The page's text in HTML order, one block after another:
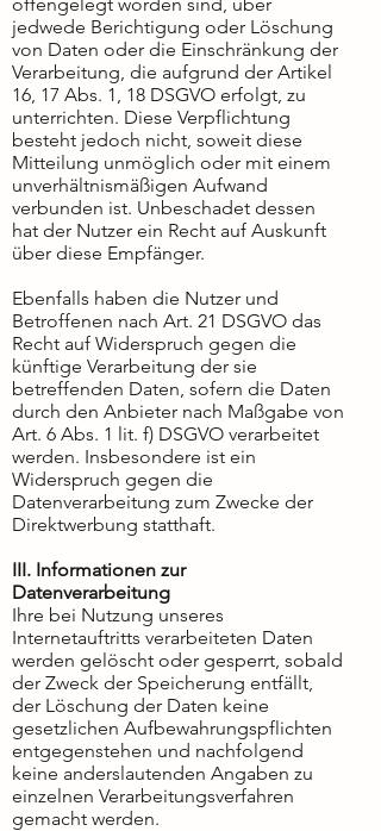
jedwede Berichtigung oder Löschung
von Daten oder die Einschränkung der
Verarbeitung, die aufgrund der Artikel
16, 17 Abs. 1, 18 DSGVO erfolgt, zu
unterrichten. Diese Verpflichtung
besteht jedoch nicht, soweit diese
Mitteilung unmöglich oder mit einem
unverhältnismäßigen Aufwand
verbunden ist. Unbeschadet dessen
hat der Nutzer ein Recht auf Auskunft
über diese Empfänger.​
Ebenfalls haben die Nutzer und
Betroffenen nach Art. 21 DSGVO das
Recht auf Widerspruch gegen die
künftige Verarbeitung der sie
betreffenden Daten, sofern die Daten
durch den Anbieter nach Maßgabe von
Art. 6 Abs. 1 lit. f) DSGVO verarbeitet
werden. Insbesondere ist ein
Widerspruch gegen die
Datenverarbeitung zum Zwecke der
Direktwerbung statthaft.
III. Informationen zur
Datenverarbeitung
Ihre bei Nutzung unseres
Internetauftritts verarbeiteten Daten
werden gelöscht oder gesperrt, sobald
der Zweck der Speicherung entfällt,
der Löschung der Daten keine
gesetzlichen Aufbewahrungspflichten
entgegenstehen und nachfolgend
keine anderslautenden Angaben zu
einzelnen Verarbeitungsverfahren
gemacht werden.